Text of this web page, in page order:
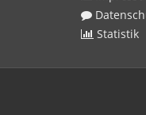
Statistik